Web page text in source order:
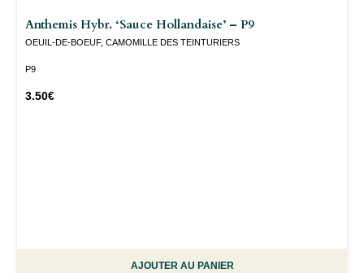
Anthemis Hybr. ‘Sauce Hollandaise’ – P9
OEUIL-DE-BOEUF, CAMOMILLE DES TEINTURIERS
P9
3.50€
AJOUTER AU PANIER